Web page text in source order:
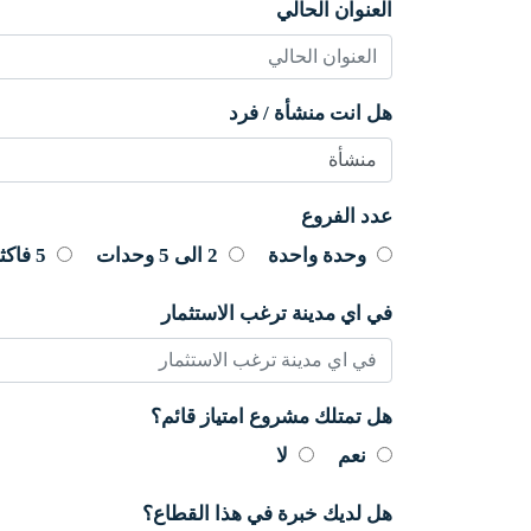
العنوان الحالي
هل انت منشأة / فرد
عدد الفروع
وحدة واحدة
2 الى 5 وحدات 5 فاكثر
في اي مدينة ترغب الاستثمار
هل تمتلك مشروع امتياز قائم؟
نعم
لا
هل لديك خبرة في هذا القطاع؟